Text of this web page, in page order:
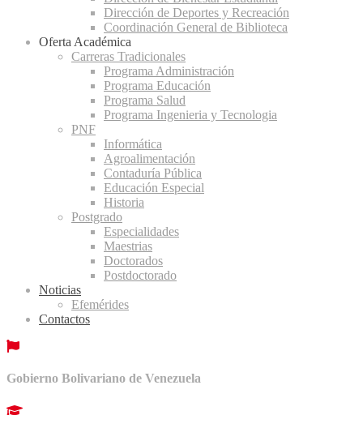
Dirección de Deportes y Recreación
Coordinación General de Biblioteca
Oferta Académica
Carreras Tradicionales
Programa Administración
Programa Educación
Programa Salud
Programa Ingenieria y Tecnologia
PNF
Informática
Agroalimentación
Contaduría Pública
Educación Especial
Historia
Postgrado
Especialidades
Maestrias
Doctorados
Postdoctorado
Noticias
Efemérides
Contactos
Gobierno Bolivariano de Venezuela